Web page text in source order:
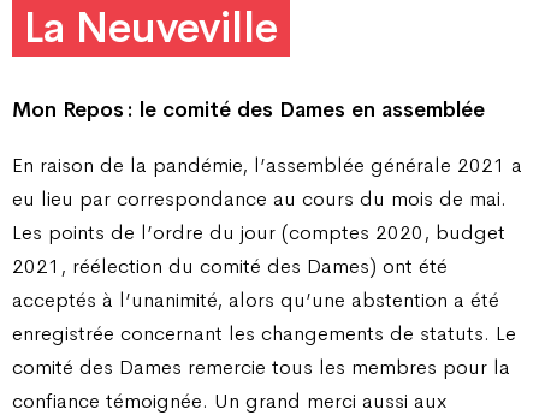
La Neuveville
Mon Repos : le comité des Dames en assemblée
En raison de la pandémie, l’assemblée générale 2021 a
eu lieu par correspondance au cours du mois de mai.
Les points de l’ordre du jour (comptes 2020, budget
2021, réélection du comité des Dames) ont été
acceptés à l’unanimité, alors qu’une abstention a été
enregistrée concernant les changements de statuts. Le
comité des Dames remercie tous les membres pour la
confiance témoignée. Un grand merci aussi aux